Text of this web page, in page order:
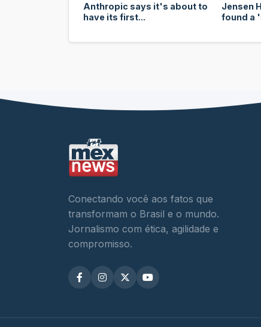
Anthropic says it's about to
have its first...
Jensen
found a
Conectando você aos fatos que
transformam o Brasil e o mundo.
Jornalismo com ética, agilidade e
compromisso.